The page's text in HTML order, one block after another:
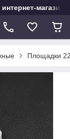
магазине
Площадки